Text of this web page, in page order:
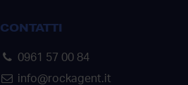
CONTATTI
0961 57 00 84
info@rockagent.it